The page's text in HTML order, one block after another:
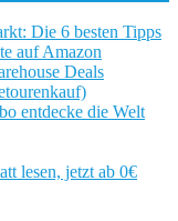
Die 6 besten Tipps
auf Amazon
Deals
entdecke die Welt
lesen, jetzt ab 0€